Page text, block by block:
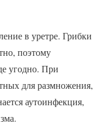
в уретре. Грибки
поэтому
угодно. При
для размножения,
аутоинфекция,